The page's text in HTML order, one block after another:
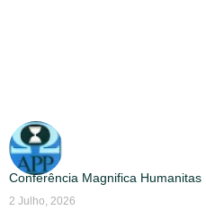
Conferência Magnifica
2 Julho, 2026